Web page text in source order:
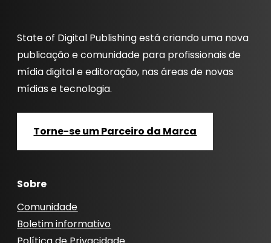
State of Digital Publishing está criando uma nova
publicação e comunidade para profissionais de
mídia digital e editoração, nas áreas de novas
mídias e tecnologia.
Torne-se um Parceiro da Marca
Sobre
Comunidade
Boletim informativo